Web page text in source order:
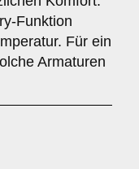
Funktion
Für ein
Armaturen